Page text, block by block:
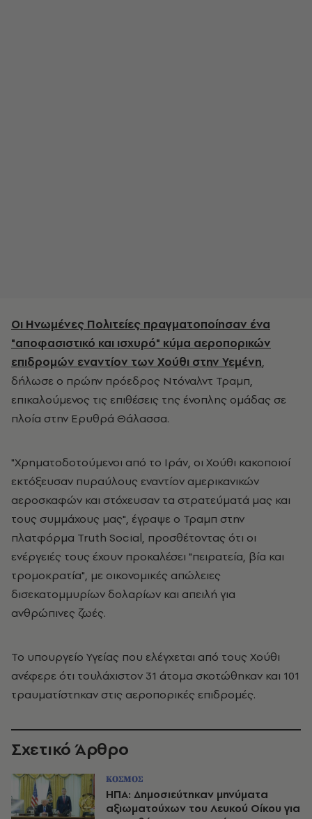
Οι Ηνωμένες Πολιτείες πραγματοποίησαν ένα
"αποφασιστικό και ισχυρό" κύμα αεροπορικών
επιδρομών εναντίον των Χούθι στην Υεμένη,
δήλωσε ο πρώην πρόεδρος Ντόναλντ Τραμπ,
επικαλούμενος τις επιθέσεις της ένοπλης ομάδας σε
πλοία στην Ερυθρά Θάλασσα.
"Χρηματοδοτούμενοι από το Ιράν, οι Χούθι κακοποιοί
εκτόξευσαν πυραύλους εναντίον αμερικανικών
αεροσκαφών και στόχευσαν τα στρατεύματά μας και
τους συμμάχους μας", έγραψε ο Τραμπ στην
πλατφόρμα Truth Social, προσθέτοντας ότι οι
ενέργειές τους έχουν προκαλέσει "πειρατεία, βία και
τρομοκρατία", με οικονομικές απώλειες
δισεκατομμυρίων δολαρίων και απειλή για
ανθρώπινες ζωές.
Το υπουργείο Υγείας που ελέγχεται από τους Χούθι
ανέφερε ότι τουλάχιστον 31 άτομα σκοτώθηκαν και 101
τραυματίστηκαν στις αεροπορικές επιδρομές.
Σχετικό Άρθρο
ΚΟΣΜΟΣ
ΗΠΑ: Δημοσιεύτηκαν μηνύματα
αξιωματούχων του Λευκού Οίκου για